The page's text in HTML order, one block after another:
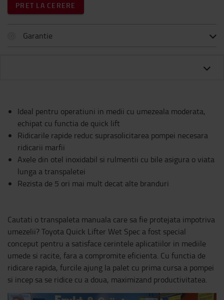
PRET LA CERERE
Garantie
Ideal pentru operatiuni in medii cu umezeala moderata,
echipat cu functia de quick lift
Ridicarile rapide reduc suprasolicitarea pompei necesara
ridicarii marfii
Axele din otel inoxidabil si rulmentii cu bile asigura o viata
lunga a transpaletei
Rezista de 5 ori mai mult decat alte branduri
Cautati o transpaleta manuala care sa fie protejata impotriva
umezelii? Toyota Quick Lifter Wet Spec a fost special
conceput pentru a satisface cerintele aplicatiilor in mediile
umede si racite, fara a compromite eficienta. Cu functia de
ridicare rapida, furcile ajung la palet cu prima cursa a pompei
si incep sa se ridice cu a doua, maximizand productivitatea.